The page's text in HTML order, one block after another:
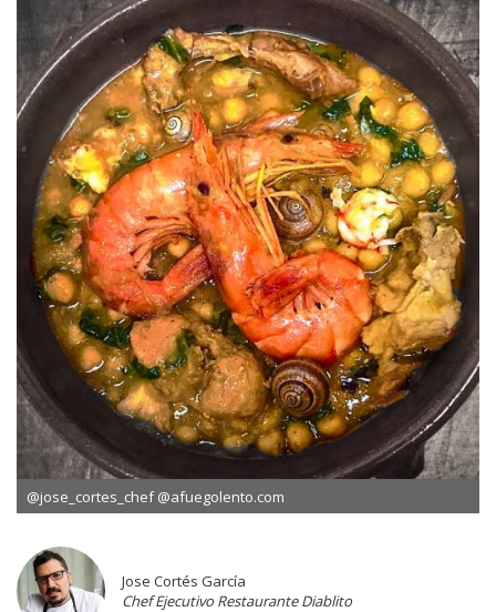
@jose_cortes_chef @afuegolento.com
Jose Cortés García
Chef Ejecutivo Restaurante Diablito